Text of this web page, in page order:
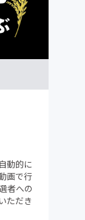
動的に
画で行
者への
ただき